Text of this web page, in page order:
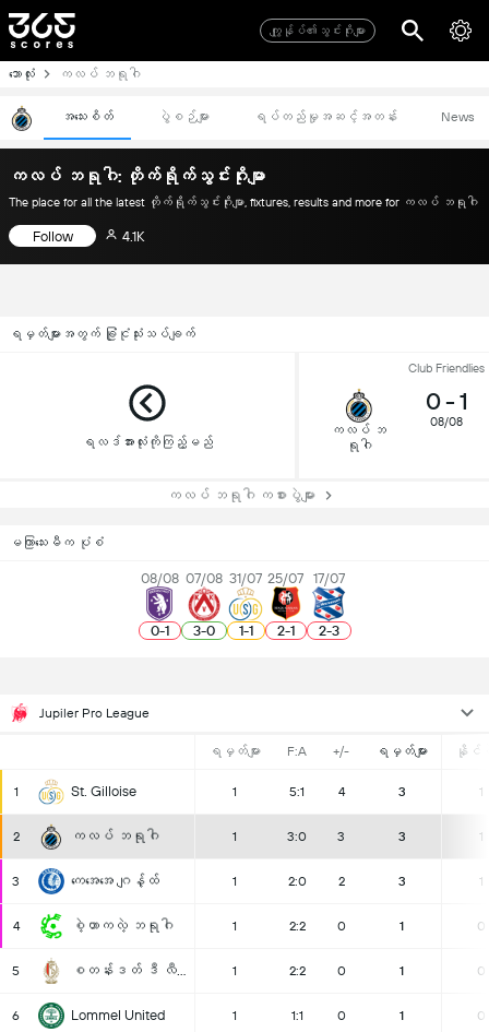
ကျွုန်ုပ်၏သွင်းဂိုးများ
ဘောလုံး ကလပ် ဘရုဂါ
အသေးစိတ် ပွဲစဉ်များ ရပ်တည်မှုအဆင့်အတန်း News
ကလပ် ဘရုဂါ: တိုက်ရိုက်သွင်းဂိုးမျာ
The place for all the latest တိုက်ရိုက်သွင်းဂိုးမျာ, fixtures, results and more for ကလပ် ဘရုဂါ
Follow 4.1K
ရမှတ်များအတွက် ခြုံငုံသုံးသပ်ချက်
ရလဒ်အားလုံးကိုကြည့်မည်
Club Friendlies
ကလပ် ဘ
ရုဂါ
0- 1
08/08
ကလပ် ဘရုဂါ ကစားပွဲများ
မကြာသေးမီက ပုံစံ
08/08
0-1
07/08
3-0
31/07
1-1
25/07
2-1
17/07
2-3
Jupiler Pro League
ရမှတ်များ F:A +/- ရမှတ်များ နိုင်ပွဲ
1 St. Gilloise 1 5:1 4 3 1
2 ကလပ် ဘရုဂါ 1 3:0 3 3 1
3 ကေအေအေ ဂျန့်ထ် 1 2:0 2 3 1
4 စဲ့ဟာကလဲ့ ဘရုဂါ 1 2:2 0 1 0
5 စတန်းဒတ် ဒီ လီယဲ့ရှ် 1 2:2 0 1 0
6 Lommel United 1 1:1 0 1 0